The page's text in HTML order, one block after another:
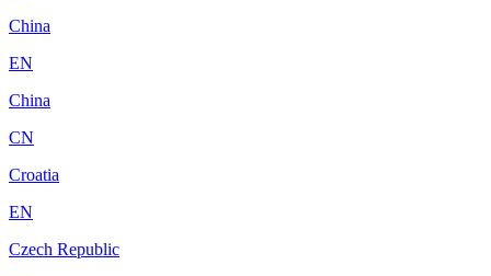
China
EN
China
CN
Croatia
EN
Czech Republic